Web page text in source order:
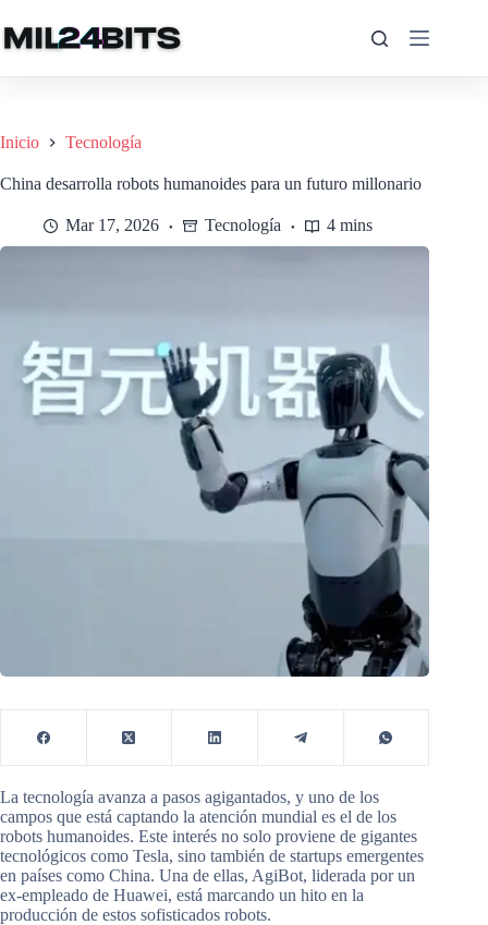
al
contenido
Inicio Tecnología
China desarrolla robots humanoides para un futuro millonario
Mar 17, 2026 Tecnología 4 mins
La tecnología avanza a pasos agigantados, y uno de los
campos que está captando la atención mundial es el de los
robots humanoides. Este interés no solo proviene de gigantes
tecnológicos como Tesla, sino también de startups emergentes
en países como China. Una de ellas, AgiBot, liderada por un
ex-empleado de Huawei, está marcando un hito en la
producción de estos sofisticados robots.